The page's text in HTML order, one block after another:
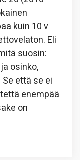
kuin 10 v
Eli
suosin:
osinko,
että se ei
enempää
on